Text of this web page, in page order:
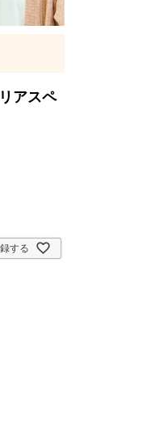
アスペ
する